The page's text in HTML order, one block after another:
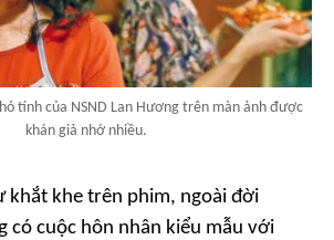
tính của NSND Lan Hương trên màn ảnh được
khán giả nhớ nhiều.
khắt khe trên phim, ngoài đời
có cuộc hôn nhân kiểu mẫu với